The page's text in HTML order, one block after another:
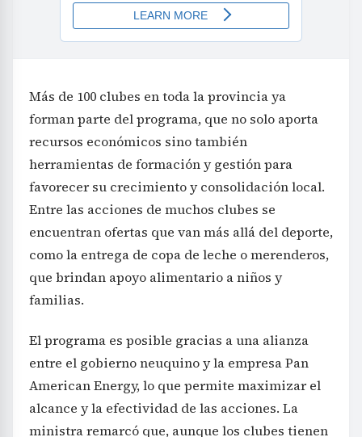
Más de 100 clubes en toda la provincia ya
forman parte del programa, que no solo aporta
recursos económicos sino también
herramientas de formación y gestión para
favorecer su crecimiento y consolidación local.
Entre las acciones de muchos clubes se
encuentran ofertas que van más allá del deporte,
como la entrega de copa de leche o merenderos,
que brindan apoyo alimentario a niños y
familias.
El programa es posible gracias a una alianza
entre el gobierno neuquino y la empresa Pan
American Energy, lo que permite maximizar el
alcance y la efectividad de las acciones. La
ministra remarcó que, aunque los clubes tienen